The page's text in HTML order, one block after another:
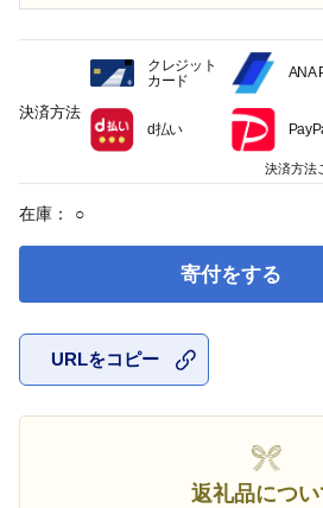
在庫： ○
寄付をする
URLをコピー
返礼品につい
決済方法
クレジット
カード
ANA
d払い
決済方法